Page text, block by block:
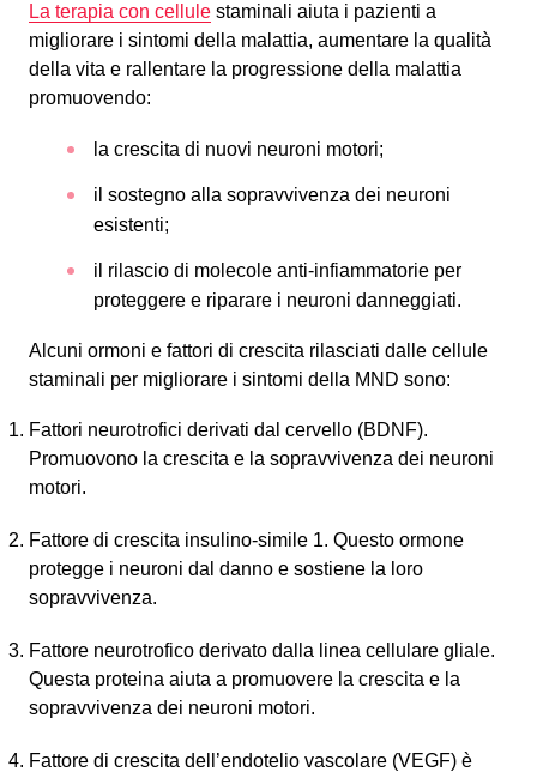
La terapia con cellule staminali aiuta i pazienti a
migliorare i sintomi della malattia, aumentare la qualità
della vita e rallentare la progressione della malattia
promuovendo:
la crescita di nuovi neuroni motori;
il sostegno alla sopravvivenza dei neuroni
esistenti;
il rilascio di molecole anti-infiammatorie per
proteggere e riparare i neuroni danneggiati.
Alcuni ormoni e fattori di crescita rilasciati dalle cellule
staminali per migliorare i sintomi della MND sono:
Fattori neurotrofici derivati dal cervello (BDNF).
Promuovono la crescita e la sopravvivenza dei neuroni
motori.
Fattore di crescita insulino-simile 1. Questo ormone
protegge i neuroni dal danno e sostiene la loro
sopravvivenza.
Fattore neurotrofico derivato dalla linea cellulare gliale.
Questa proteina aiuta a promuovere la crescita e la
sopravvivenza dei neuroni motori.
Fattore di crescita dell’endotelio vascolare (VEGF) è